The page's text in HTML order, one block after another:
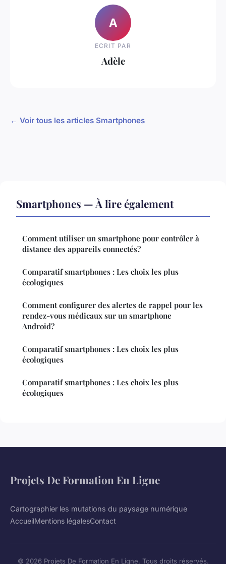
A
ECRIT PAR
Adèle
← Voir tous les articles Smartphones
Smartphones — À lire également
Comment utiliser un smartphone pour contrôler à
distance des appareils connectés?
Comparatif smartphones : Les choix les plus
écologiques
Comment configurer des alertes de rappel pour les
rendez-vous médicaux sur un smartphone
Android?
Comparatif smartphones : Les choix les plus
écologiques
Comparatif smartphones : Les choix les plus
écologiques
Projets De Formation En Ligne
Cartographier les mutations du paysage numérique
AccueilMentions légalesContact
© 2026 Projets De Formation En Ligne. Tous droits réservés.